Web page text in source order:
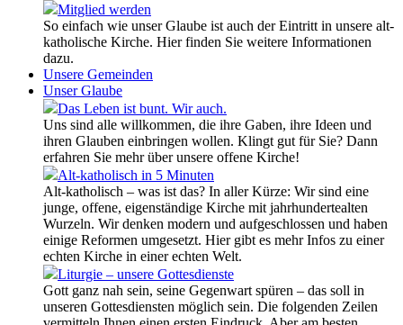
Mitglied werden
So einfach wie unser Glaube ist auch der Eintritt in unsere alt-
katholische Kirche. Hier finden Sie weitere Informationen
dazu.
Unsere Gemeinden
Unser Glaube
Das Leben ist bunt. Wir auch.
Uns sind alle willkommen, die ihre Gaben, ihre Ideen und
ihren Glauben einbringen wollen. Klingt gut für Sie? Dann
erfahren Sie mehr über unsere offene Kirche!
Alt-katholisch in 5 Minuten
Alt-katholisch – was ist das? In aller Kürze: Wir sind eine
junge, offene, eigenständige Kirche mit jahrhundertealten
Wurzeln. Wir denken modern und aufgeschlossen und haben
einige Reformen umgesetzt. Hier gibt es mehr Infos zu einer
echten Kirche in einer echten Welt.
Liturgie – unsere Gottesdienste
Gott ganz nah sein, seine Gegenwart spüren – das soll in
unseren Gottesdiensten möglich sein. Die folgenden Zeilen